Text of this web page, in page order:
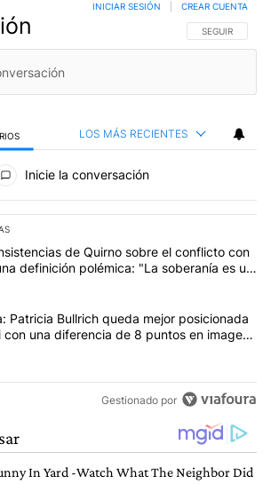
SIGA ESTA
SEGUIR
INICIAR SESIÓN CREAR CUENTA
LOS MÁS RECIENTES
Inicie la conversación
los artículos con más comentarios en los
con el título "Las inconsistencias de
de Quirno sobre el conflicto con
definición polémica: "La soberanía es un
antiguo"
con el título "Encuesta: Patricia
Patricia Bullrich queda mejor posicionada
con una diferencia de 8 puntos en imagen
Gestionado por